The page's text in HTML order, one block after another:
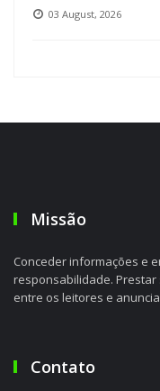
03 August, 2026
Missão
Conceder informações e
responsabilidade. Prestar
entre os leitores e
Contato